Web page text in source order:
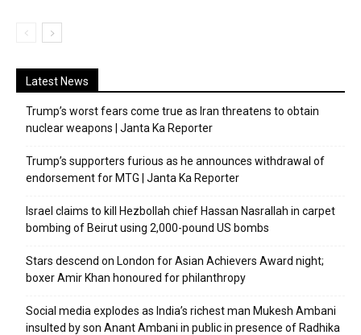
Latest News
Trump’s worst fears come true as Iran threatens to obtain
nuclear weapons | Janta Ka Reporter
Trump’s supporters furious as he announces withdrawal of
endorsement for MTG | Janta Ka Reporter
Israel claims to kill Hezbollah chief Hassan Nasrallah in carpet
bombing of Beirut using 2,000-pound US bombs
Stars descend on London for Asian Achievers Award night;
boxer Amir Khan honoured for philanthropy
Social media explodes as India’s richest man Mukesh Ambani
insulted by son Anant Ambani in public in presence of Radhika